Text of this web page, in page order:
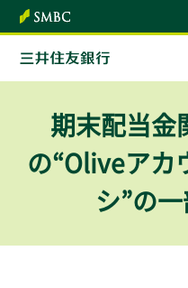
本文へ
期末配当金
の“Oliveアカ
シ”の